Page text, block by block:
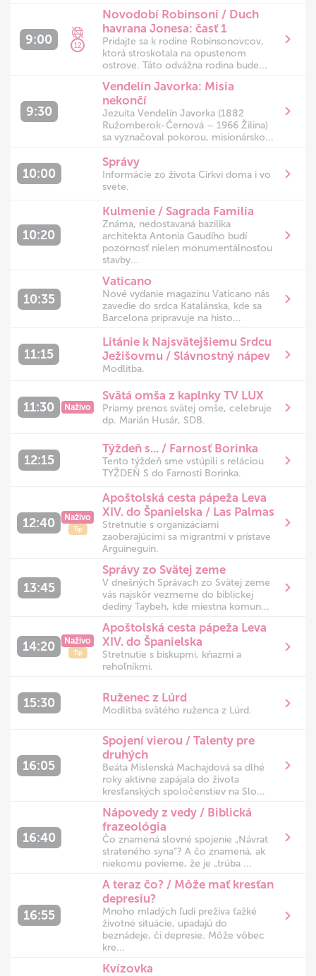
9:00 12
Novodobí Robinsoni / Duch
havrana Jonesa: časť 1
Pridajte sa k rodine Robinsonovcov,
ktorá stroskotala na opustenom
ostrove. Táto odvážna rodina bude...
9:30
Vendelín Javorka: Misia
nekončí
Jezuita Vendelín Javorka (1882
Ružomberok-Černová – 1966 Žilina)
sa vyznačoval pokorou, misionársko...
10:00
Správy
Informácie zo života Cirkvi doma i vo
svete.
10:20
Kulmenie / Sagrada Familia
Známa, nedostavaná bazilika
architekta Antonia Gaudího budí
pozornosť nielen monumentálnosťou
stavby...
10:35
Vaticano
Nové vydanie magazínu Vaticano nás
zavedie do srdca Katalánska, kde sa
Barcelona pripravuje na histo...
11:15
Litánie k Najsvätejšiemu Srdcu
Ježišovmu / Slávnostný nápev
Modlitba.
11:30 Naživo
Svätá omša z kaplnky TV LUX
Priamy prenos svätej omše, celebruje
dp. Marián Husár, SDB.
12:15
Týždeň s... / Farnosť Borinka
Tento týždeň sme vstúpili s reláciou
TYŽDEŇ S do Farnosti Borinka.
12:40 Naživo
Tip
Apoštolská cesta pápeža Leva
XIV. do Španielska / Las Palmas
Stretnutie s organizáciami
zaoberajúcimi sa migrantmi v prístave
Arguineguín.
13:45
Správy zo Svätej zeme
V dnešných Správach zo Svätej zeme
vás najskôr vezmeme do biblickej
dediny Taybeh, kde miestna komun...
14:20 Naživo
Tip
Apoštolská cesta pápeža Leva
XIV. do Španielska
Stretnutie s biskupmi, kňazmi a
rehoľníkmi.
15:30 Ruženec z Lúrd
Modlitba svätého ruženca z Lúrd.
16:05
Spojení vierou / Talenty pre
druhých
Beáta Mislenská Machajdová sa dlhé
roky aktívne zapájala do života
kresťanských spoločenstiev na Slo...
16:40
Nápovedy z vedy / Biblická
frazeológia
Čo znamená slovné spojenie „Návrat
strateného syna“? A čo znamená, ak
niekomu povieme, že je „trúba ...
16:55
A teraz čo? / Môže mať kresťan
depresiu?
Mnoho mladých ľudí prežíva ťažké
životné situácie, upadajú do
beznádeje, či depresie. Môže vôbec
kre...
Kvízovka